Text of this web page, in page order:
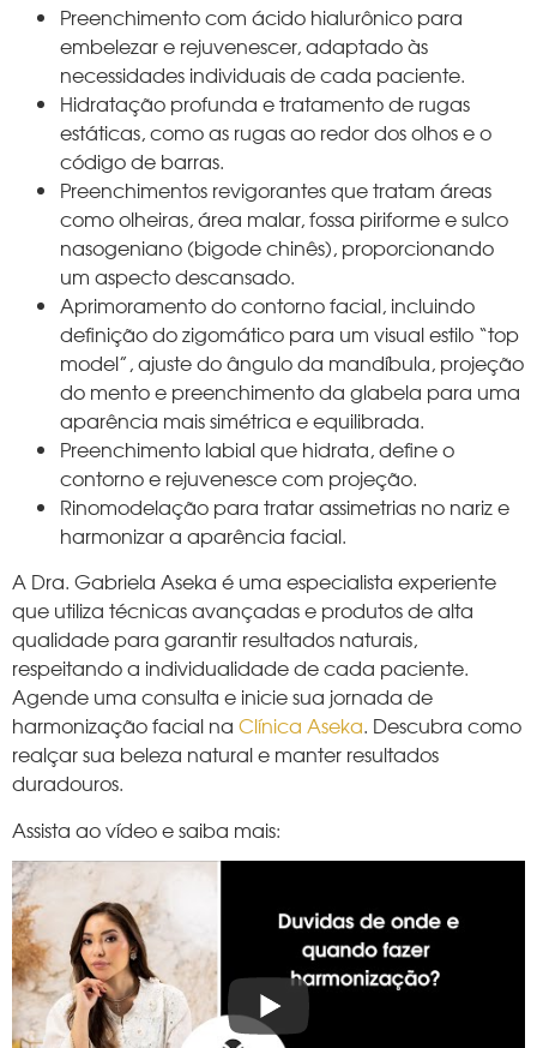
Preenchimento com ácido hialurônico para
embelezar e rejuvenescer, adaptado às
necessidades individuais de cada paciente.
Hidratação profunda e tratamento de rugas
estáticas, como as rugas ao redor dos olhos e o
código de barras.
Preenchimentos revigorantes que tratam áreas
como olheiras, área malar, fossa piriforme e sulco
nasogeniano (bigode chinês), proporcionando
um aspecto descansado.
Aprimoramento do contorno facial, incluindo
definição do zigomático para um visual estilo “top
model”, ajuste do ângulo da mandíbula, projeção
do mento e preenchimento da glabela para uma
aparência mais simétrica e equilibrada.
Preenchimento labial que hidrata, define o
contorno e rejuvenesce com projeção.
Rinomodelação para tratar assimetrias no nariz e
harmonizar a aparência facial.
A Dra. Gabriela Aseka é uma especialista experiente
que utiliza técnicas avançadas e produtos de alta
qualidade para garantir resultados naturais,
respeitando a individualidade de cada paciente.
Agende uma consulta e inicie sua jornada de
harmonização facial na Clínica Aseka. Descubra como
realçar sua beleza natural e manter resultados
duradouros.
Assista ao vídeo e saiba mais: